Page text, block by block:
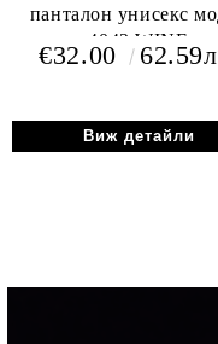
панталон унисекс
4043 WINE
€32.00
Виж детайли